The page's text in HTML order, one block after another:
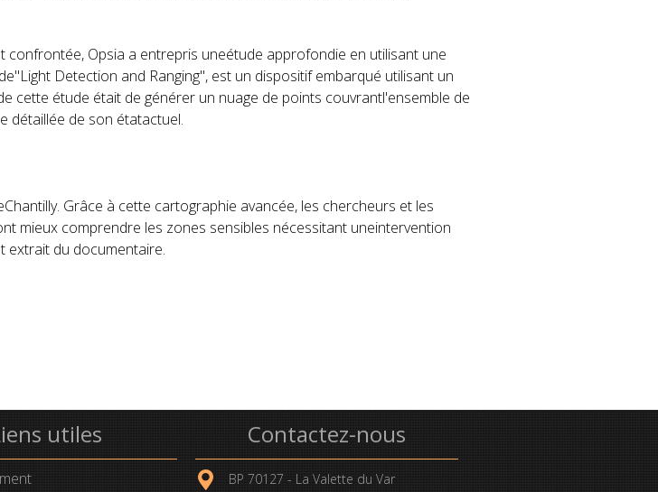
Opsia a entrepris uneétude approfondie en utilisant une
Detection and Ranging", est un dispositif embarqué utilisant un
cette étude était de générer un nuage de points couvrantl'ensemble de
détaillée de son étatactuel.
Grâce à cette cartographie avancée, les chercheurs et les
mieux comprendre les zones sensibles nécessitant uneintervention
extrait du documentaire.
utiles Contactez-nous
BP 70127 - La Valette du Var